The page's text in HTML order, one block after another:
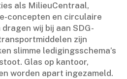
als MilieuCentraal,
concepten en circulaire
wij bij aan SDG-
zijn
slimme ledigingsschema’s
Glas op kantoor,
worden apart ingezameld.​